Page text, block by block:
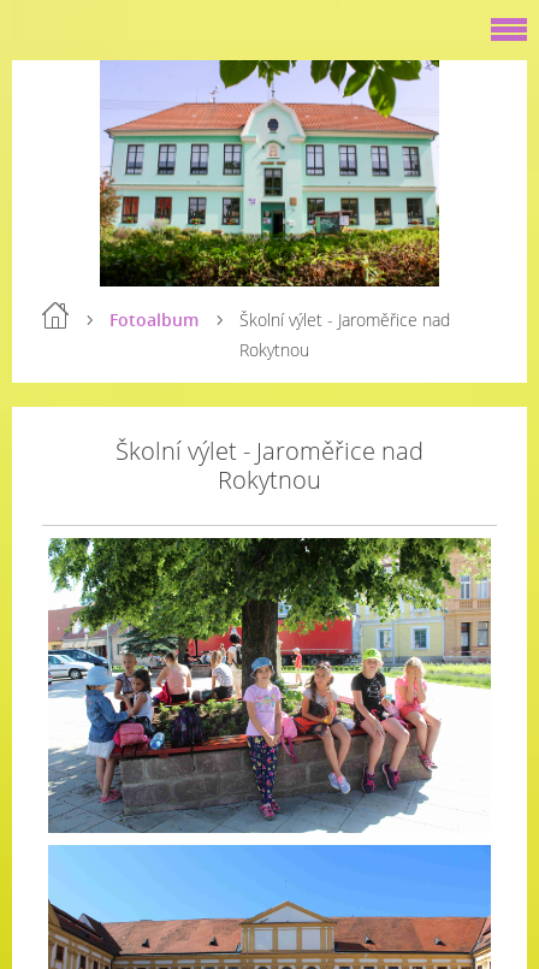
Fotoalbum
Školní výlet - Jaroměřice nad
Rokytnou
Školní výlet - Jaroměřice nad
Rokytnou